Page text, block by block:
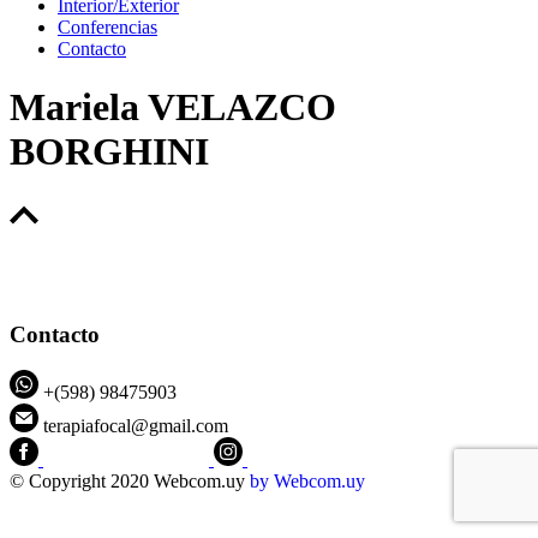
Interior/Exterior
Conferencias
Contacto
Mariela VELAZCO
BORGHINI
Contacto
+(598) 98475903
terapiafocal@gmail.com
© Copyright 2020 Webcom.uy by Webcom.uy